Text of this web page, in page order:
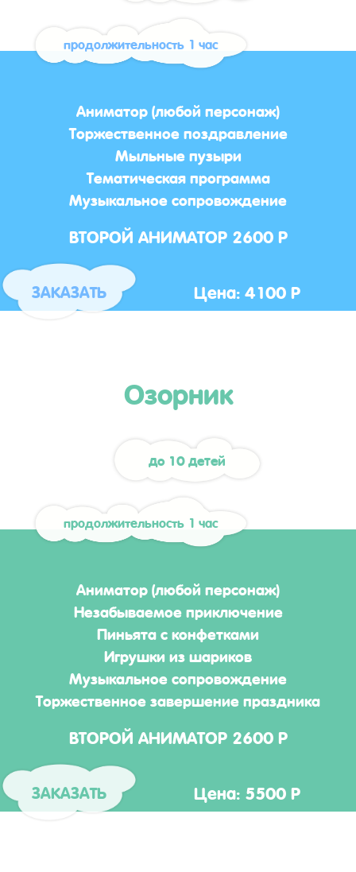
продолжительность 1 час
Аниматор (любой персонаж)
Торжественное поздравление
Мыльные пузыри
Тематическая программа
Музыкальное сопровождение
ВТОРОЙ АНИМАТОР 2600 Р
ЗАКАЗАТЬ Цена: 4100 Р
Озорник
до 10 детей
продолжительность 1 час
Аниматор (любой персонаж)
Незабываемое приключение
Пиньята с конфетками
Игрушки из шариков
Музыкальное сопровождение
Торжественное завершение праздника
ВТОРОЙ АНИМАТОР 2600 Р
ЗАКАЗАТЬ Цена: 5500 Р